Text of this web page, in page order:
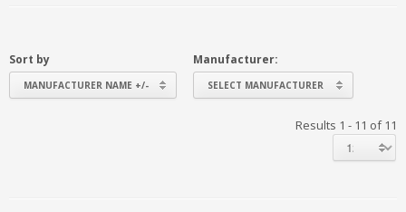
Sort by
MANUFACTURER NAME +/-
Manufacturer:
SELECT MANUFACTURER
Results 1 - 11 of 11